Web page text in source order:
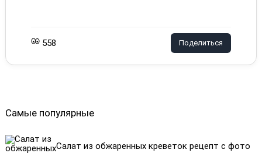
Самые популярные
Салат из обжаренных креветок рецепт с фото
558 Поделиться